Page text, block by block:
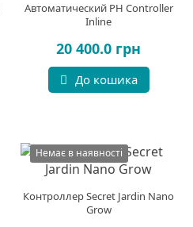
Автоматический PH Controller
Inline
20 400.0 грн
До кошика
Немає в наявності
Контроллер Secret Jardin Nano
Grow